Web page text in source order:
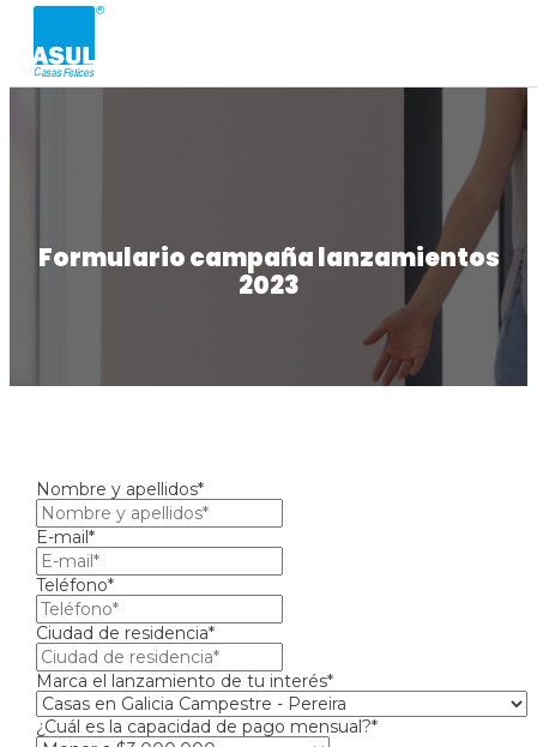
Formulario campaña lanzamientos
2023
Nombre y apellidos*
E-mail*
Teléfono*
Ciudad de residencia*
Marca el lanzamiento de tu interés*
¿Cuál es la capacidad de pago mensual?*